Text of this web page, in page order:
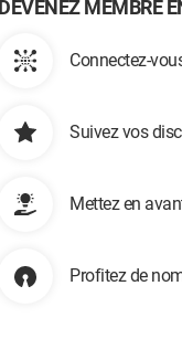
DEVENEZ MEMBRE
Connectez-
Suivez vos
Mettez en
Profitez de